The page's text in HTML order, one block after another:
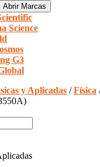
Abrir Marcas
Science
G3
y Aplicadas /Física